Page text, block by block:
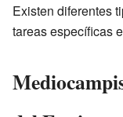
Existen diferentes
tareas específicas